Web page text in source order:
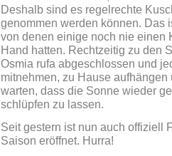
Deshalb sind es regelrechte
genommen werden können. Das
von denen einige noch nie einen
Hand hatten. Rechtzeitig zu den
Osmia rufa abgeschlossen und
mitnehmen, zu Hause
warten, dass die Sonne wieder
schlüpfen zu lassen.
Seit gestern ist nun auch offiziell
Saison eröffnet. Hurra!